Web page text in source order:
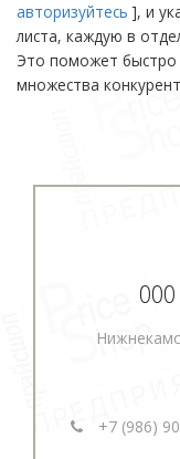
авторизуйтесь ], и
листа, каждую в
Это поможет быстро
множества
ООО
+7 (986)